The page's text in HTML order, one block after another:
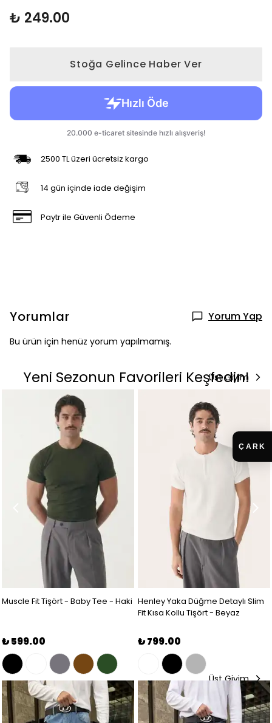
₺ 249.00
Stoğa Gelince Haber Ver
2500 TL üzeri ücretsiz kargo
14 gün içinde iade değişim
Paytr ile Güvenli Ödeme
Yorumlar Yorum Yap
Bu ürün için henüz yorum yapılmamış.
Yeni Sezonun Favorileri Keşfedin!
Üst Giyim
Muscle Fit Tişört - Baby Tee - Haki
₺ 599.00
Henley Yaka Düğme Detaylı Slim
Fit Kısa Kollu Tişört - Beyaz
₺ 799.00
Üst Giyim